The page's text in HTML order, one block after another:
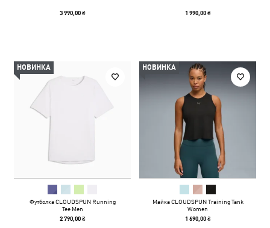
3 990,00 ₴ 1 990,00 ₴
НОВИНКА
Футболка CLOUDSPUN Running
Tee Men
2 790,00 ₴
НОВИНКА
Майка CLOUDSPUN Training Tank
Women
1 690,00 ₴